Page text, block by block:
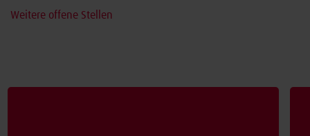
Weitere offene Stellen